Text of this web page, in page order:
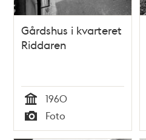
Gårdshus i kvarteret
Riddaren
Tid
1960
Typ
Foto